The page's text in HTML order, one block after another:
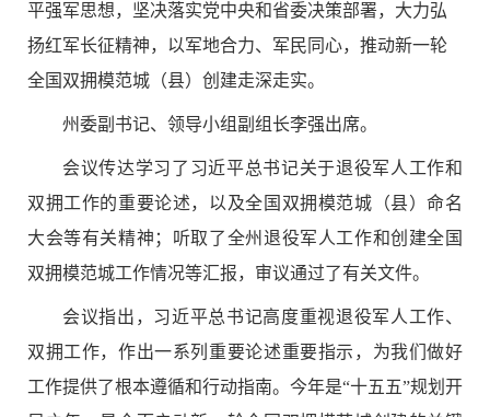
平强军思想，坚决落实党中央和省委决策部署，大力弘
扬红军长征精神，以军地合力、军民同心，推动新一轮
全国双拥模范城（县）创建走深走实。
州委副书记、领导小组副组长李强出席。
会议传达学习了习近平总书记关于退役军人工作和
双拥工作的重要论述，以及全国双拥模范城（县）命名
大会等有关精神；听取了全州退役军人工作和创建全国
双拥模范城工作情况等汇报，审议通过了有关文件。
会议指出，习近平总书记高度重视退役军人工作、
双拥工作，作出一系列重要论述重要指示，为我们做好
工作提供了根本遵循和行动指南。今年是“十五五”规划开